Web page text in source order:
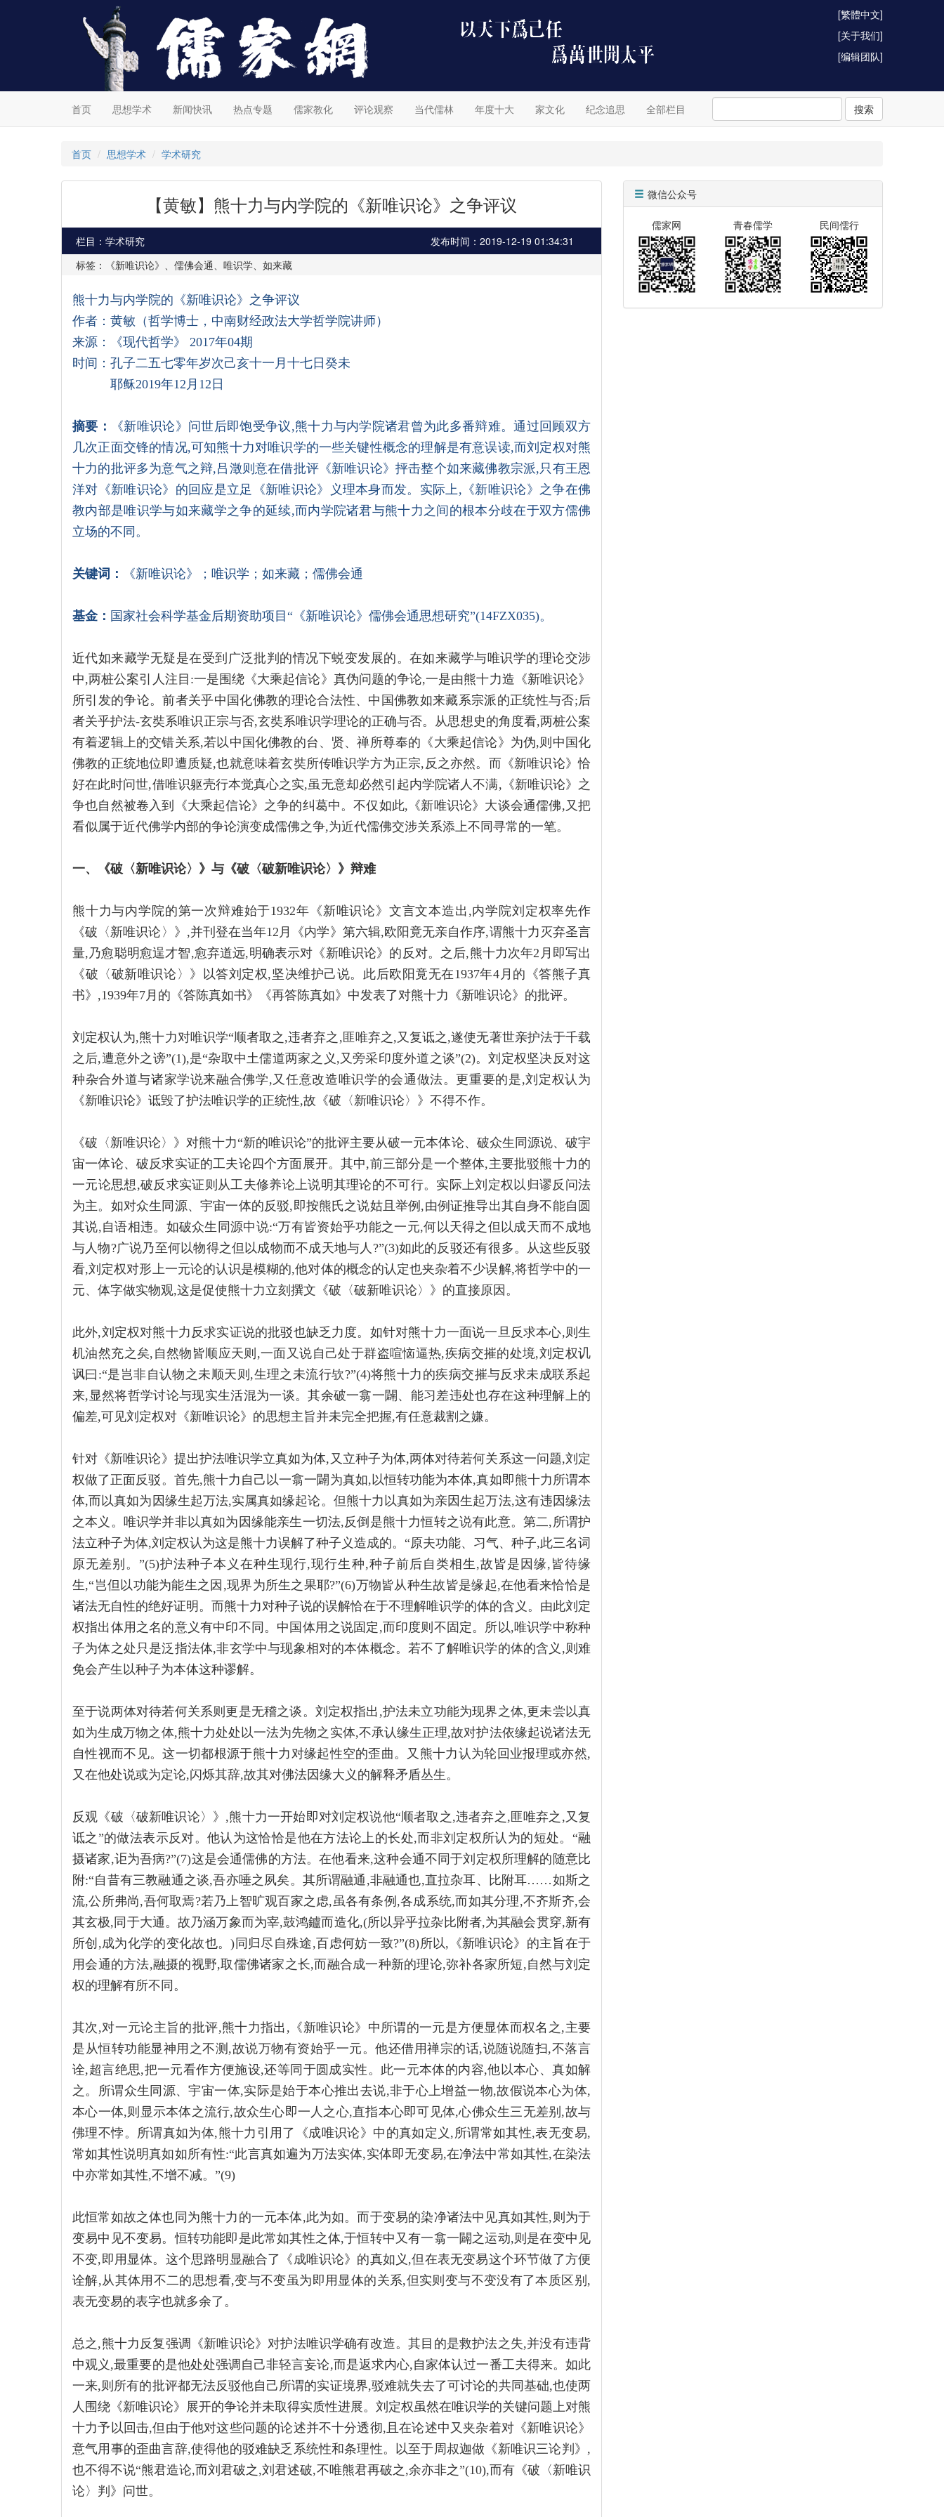
[繁體中文]
[关于我们]
[编辑团队]
首页 思想学术 新闻快讯 热点专题 儒家教化 评论观察 当代儒林 年度十大 家文化 纪念追思 全部栏目 搜索
首页 思想学术 学术研究
【黄敏】熊十力与内学院的《新唯识论》之争评议
栏目：学术研究
发布时间：2019-12-19 01:34:31
标签：《新唯识论》、儒佛会通、唯识学、如来藏
熊十力与内学院的《新唯识论》之争评议
作者：黄敏（哲学博士，中南财经政法大学哲学院讲师）
来源：《现代哲学》 2017年04期
时间：孔子二五七零年岁次己亥十一月十七日癸未
耶稣2019年12月12日
摘要：
《新唯识论》问世后即饱受争议,熊十力与内学院诸君曾为此多番辩难。通过回顾双方
几次正面交锋的情况,可知熊十力对唯识学的一些关键性概念的理解是有意误读,而刘定权对熊
十力的批评多为意气之辩,吕澂则意在借批评《新唯识论》抨击整个如来藏佛教宗派,只有王恩
洋对《新唯识论》的回应是立足《新唯识论》义理本身而发。实际上,《新唯识论》之争在佛
教内部是唯识学与如来藏学之争的延续,而内学院诸君与熊十力之间的根本分歧在于双方儒佛
立场的不同。
关键词： 《新唯识论》；唯识学；如来藏；儒佛会通
基金： 国家社会科学基金后期资助项目“《新唯识论》儒佛会通思想研究”(14FZX035)。
近代如来藏学无疑是在受到广泛批判的情况下蜕变发展的。在如来藏学与唯识学的理论交涉
中,两桩公案引人注目:一是围绕《大乘起信论》真伪问题的争论,一是由熊十力造《新唯识论》
所引发的争论。前者关乎中国化佛教的理论合法性、中国佛教如来藏系宗派的正统性与否;后
者关乎护法-玄奘系唯识正宗与否,玄奘系唯识学理论的正确与否。从思想史的角度看,两桩公案
有着逻辑上的交错关系,若以中国化佛教的台、贤、禅所尊奉的《大乘起信论》为伪,则中国化
佛教的正统地位即遭质疑,也就意味着玄奘所传唯识学方为正宗,反之亦然。而《新唯识论》恰
好在此时问世,借唯识躯壳行本觉真心之实,虽无意却必然引起内学院诸人不满,《新唯识论》之
争也自然被卷入到《大乘起信论》之争的纠葛中。不仅如此,《新唯识论》大谈会通儒佛,又把
看似属于近代佛学内部的争论演变成儒佛之争,为近代儒佛交涉关系添上不同寻常的一笔。
一、《破〈新唯识论〉》与《破〈破新唯识论〉》辩难
熊十力与内学院的第一次辩难始于1932年《新唯识论》文言文本造出,内学院刘定权率先作
《破〈新唯识论〉》,并刊登在当年12月《内学》第六辑,欧阳竟无亲自作序,谓熊十力灭弃圣言
量,乃愈聪明愈逞才智,愈弃道远,明确表示对《新唯识论》的反对。之后,熊十力次年2月即写出
《破〈破新唯识论〉》以答刘定权,坚决维护己说。此后欧阳竟无在1937年4月的《答熊子真
书》,1939年7月的《答陈真如书》《再答陈真如》中发表了对熊十力《新唯识论》的批评。
刘定权认为,熊十力对唯识学“顺者取之,违者弃之,匪唯弃之,又复诋之,遂使无著世亲护法于千载
之后,遭意外之谤”(1),是“杂取中土儒道两家之义,又旁采印度外道之谈”(2)。刘定权坚决反对这
种杂合外道与诸家学说来融合佛学,又任意改造唯识学的会通做法。更重要的是,刘定权认为
《新唯识论》诋毁了护法唯识学的正统性,故《破〈新唯识论〉》不得不作。
《破〈新唯识论〉》对熊十力“新的唯识论”的批评主要从破一元本体论、破众生同源说、破宇
宙一体论、破反求实证的工夫论四个方面展开。其中,前三部分是一个整体,主要批驳熊十力的
一元论思想,破反求实证则从工夫修养论上说明其理论的不可行。实际上刘定权以归谬反问法
为主。如对众生同源、宇宙一体的反驳,即按熊氏之说姑且举例,由例证推导出其自身不能自圆
其说,自语相违。如破众生同源中说:“万有皆资始乎功能之一元,何以天得之但以成天而不成地
与人物?广说乃至何以物得之但以成物而不成天地与人?”(3)如此的反驳还有很多。从这些反驳
看,刘定权对形上一元论的认识是模糊的,他对体的概念的认定也夹杂着不少误解,将哲学中的一
元、体字做实物观,这是促使熊十力立刻撰文《破〈破新唯识论〉》的直接原因。
此外,刘定权对熊十力反求实证说的批驳也缺乏力度。如针对熊十力一面说一旦反求本心,则生
机油然充之矣,自然物皆顺应天则,一面又说自己处于群盗喧恼逼热,疾病交摧的处境,刘定权讥
讽曰:“是岂非自认物之未顺天则,生理之未流行欤?”(4)将熊十力的疾病交摧与反求未成联系起
来,显然将哲学讨论与现实生活混为一谈。其余破一翕一闢、能习差违处也存在这种理解上的
偏差,可见刘定权对《新唯识论》的思想主旨并未完全把握,有任意裁割之嫌。
针对《新唯识论》提出护法唯识学立真如为体,又立种子为体,两体对待若何关系这一问题,刘定
权做了正面反驳。首先,熊十力自己以一翕一闢为真如,以恒转功能为本体,真如即熊十力所谓本
体,而以真如为因缘生起万法,实属真如缘起论。但熊十力以真如为亲因生起万法,这有违因缘法
之本义。唯识学并非以真如为因缘能亲生一切法,反倒是熊十力恒转之说有此意。第二,所谓护
法立种子为体,刘定权认为这是熊十力误解了种子义造成的。“原夫功能、习气、种子,此三名词
原无差别。”(5)护法种子本义在种生现行,现行生种,种子前后自类相生,故皆是因缘,皆待缘
生,“岂但以功能为能生之因,现界为所生之果耶?”(6)万物皆从种生故皆是缘起,在他看来恰恰是
诸法无自性的绝好证明。而熊十力对种子说的误解恰在于不理解唯识学的体的含义。由此刘定
权指出体用之名的意义有中印不同。中国体用之说固定,而印度则不固定。所以,唯识学中称种
子为体之处只是泛指法体,非玄学中与现象相对的本体概念。若不了解唯识学的体的含义,则难
免会产生以种子为本体这种谬解。
至于说两体对待若何关系则更是无稽之谈。刘定权指出,护法未立功能为现界之体,更未尝以真
如为生成万物之体,熊十力处处以一法为先物之实体,不承认缘生正理,故对护法依缘起说诸法无
自性视而不见。这一切都根源于熊十力对缘起性空的歪曲。又熊十力认为轮回业报理或亦然,
又在他处说或为定论,闪烁其辞,故其对佛法因缘大义的解释矛盾丛生。
反观《破〈破新唯识论〉》,熊十力一开始即对刘定权说他“顺者取之,违者弃之,匪唯弃之,又复
诋之”的做法表示反对。他认为这恰恰是他在方法论上的长处,而非刘定权所认为的短处。“融
摄诸家,讵为吾病?”(7)这是会通儒佛的方法。在他看来,这种会通不同于刘定权所理解的随意比
附:“自昔有三教融通之谈,吾亦唾之夙矣。其所谓融通,非融通也,直拉杂耳、比附耳……如斯之
流,公所弗尚,吾何取焉?若乃上智旷观百家之虑,虽各有条例,各成系统,而如其分理,不齐斯齐,会
其玄极,同于大通。故乃涵万象而为宰,鼓鸿鑪而造化,(所以异乎拉杂比附者,为其融会贯穿,新有
所创,成为化学的变化故也。)同归尽自殊途,百虑何妨一致?”(8)所以,《新唯识论》的主旨在于
用会通的方法,融摄的视野,取儒佛诸家之长,而融合成一种新的理论,弥补各家所短,自然与刘定
权的理解有所不同。
其次,对一元论主旨的批评,熊十力指出,《新唯识论》中所谓的一元是方便显体而权名之,主要
是从恒转功能显神用之不测,故说万物有资始乎一元。他还借用禅宗的话,说随说随扫,不落言
诠,超言绝思,把一元看作方便施设,还等同于圆成实性。此一元本体的内容,他以本心、真如解
之。所谓众生同源、宇宙一体,实际是始于本心推出去说,非于心上增益一物,故假说本心为体,
本心一体,则显示本体之流行,故众生心即一人之心,直指本心即可见体,心佛众生三无差别,故与
佛理不悖。所谓真如为体,熊十力引用了《成唯识论》中的真如定义,所谓常如其性,表无变易,
常如其性说明真如如所有性:“此言真如遍为万法实体,实体即无变易,在净法中常如其性,在染法
中亦常如其性,不增不减。”(9)
此恒常如故之体也同为熊十力的一元本体,此为如。而于变易的染净诸法中见真如其性,则为于
变易中见不变易。恒转功能即是此常如其性之体,于恒转中又有一翕一闢之运动,则是在变中见
不变,即用显体。这个思路明显融合了《成唯识论》的真如义,但在表无变易这个环节做了方便
诠解,从其体用不二的思想看,变与不变虽为即用显体的关系,但实则变与不变没有了本质区别,
表无变易的表字也就多余了。
总之,熊十力反复强调《新唯识论》对护法唯识学确有改造。其目的是救护法之失,并没有违背
中观义,最重要的是他处处强调自己非轻言妄论,而是返求内心,自家体认过一番工夫得来。如此
一来,则所有的批评都无法反驳他自己所谓的实证境界,驳难就失去了可讨论的共同基础,也使两
人围绕《新唯识论》展开的争论并未取得实质性进展。刘定权虽然在唯识学的关键问题上对熊
十力予以回击,但由于他对这些问题的论述并不十分透彻,且在论述中又夹杂着对《新唯识论》
意气用事的歪曲言辞,使得他的驳难缺乏系统性和条理性。以至于周叔迦做《新唯识三论判》,
也不得不说“熊君造论,而刘君破之,刘君述破,不唯熊君再破之,余亦非之”(10),而有《破〈新唯识
论〉判》问世。
微信公众号
儒家网 青春儒学 民间儒行